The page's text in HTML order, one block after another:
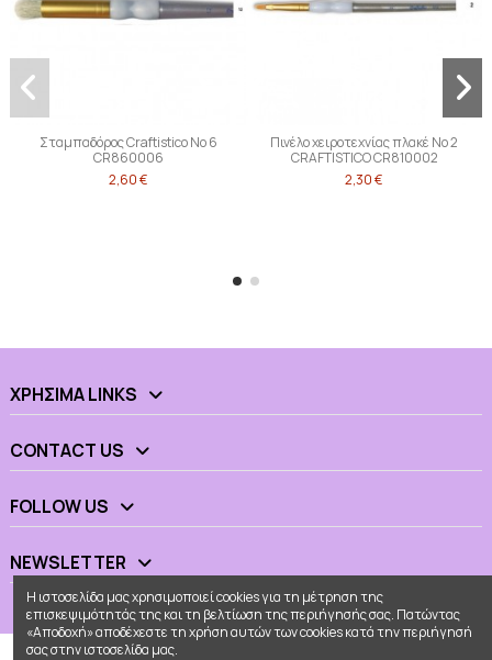
Σταμπαδόρος Craftistico Νο 6
CR860006
2,60 €
Πινέλο χειροτεχνίας πλακέ Νο 2
CRAFTISTICO CR810002
2,30 €
ΧΡΉΣΙΜΑ LINKS
CONTACT US
FOLLOW US
NEWSLETTER
Η ιστοσελίδα μας χρησιμοποιεί cookies για τη μέτρηση της
επισκεψιμότητάς της και τη βελτίωση της περιήγησής σας. Πατώντας
«Αποδοχή» αποδέχεστε τη χρήση αυτών των cookies κατά την περιήγησή
σας στην ιστοσελίδα μας.